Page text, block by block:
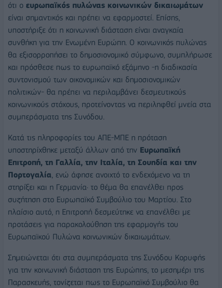
ότι ο ευρωπαϊκός πυλώνας κοινωνικών δικαιωμάτων
είναι σημαντικός και πρέπει να εφαρμοστεί. Επίσης,
υποστήριξε ότι η κοινωνική διάσταση είναι αναγκαία
συνθήκη για την Ενωμένη Ευρώπη. Ο κοινωνικός πυλώνας
θα εξισορροπήσει το δημοσιονομικό σύμφωνο, συμπλήρωσε
και πρόσθεσε πως το ευρωπαϊκό εξάμηνο -η διαδικασία
συντονισμού των οικονομικών και δημοσιονομικών
πολιτικών- θα πρέπει να περιλαμβάνει δεσμευτικούς
κοινωνικούς στόχους, προτείνοντας να περιληφθεί μνεία στα
συμπεράσματα της Συνόδου.
Κατά τις πληροφορίες του ΑΠΕ-ΜΠΕ η πρόταση
υποστηρίχθηκε μεταξύ άλλων από την Ευρωπαϊκή
Επιτροπή, τη Γαλλία, την Ιταλία, τη Σουηδία και την
Πορτογαλία, ενώ άφησε ανοιχτό το ενδεχόμενο να τη
στηρίξει και η Γερμανία· το θέμα θα επανέλθει προς
συζήτηση στο Ευρωπαϊκό Συμβούλιο του Μαρτίου. Στο
πλαίσιο αυτό, η Επιτροπή δεσμεύτηκε να επανέλθει με
προτάσεις για παρακολούθηση της εφαρμογής του
Ευρωπαϊκού Πυλώνα κοινωνικών δικαιωμάτων.
Σημειώνεται ότι στα συμπεράσματα της Συνόδου Κορυφής
για την κοινωνική διάσταση της Ευρώπης, το μεσημέρι της
Παρασκευής, τονίζεται πως το Ευρωπαϊκό Συμβούλιο θα